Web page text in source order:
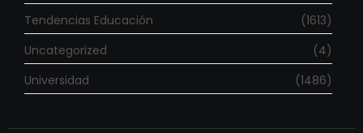
Tendencias Educación
(1613)
Uncategorized
(4)
Universidad
(1486)